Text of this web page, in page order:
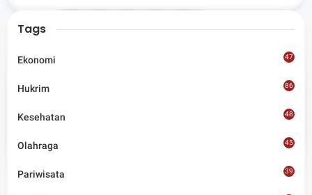
Tags
Ekonomi 47
Hukrim 86
Kesehatan 48
Olahraga 45
Pariwisata 39